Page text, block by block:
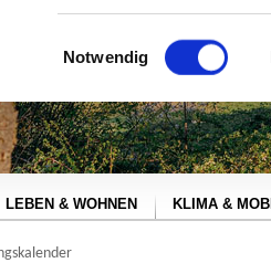
Datenschutzerklärung
jederzeit mit Wirkung für
Einwilligungsauswahl
Notwendig
LEBEN & WOHNEN KLIMA &